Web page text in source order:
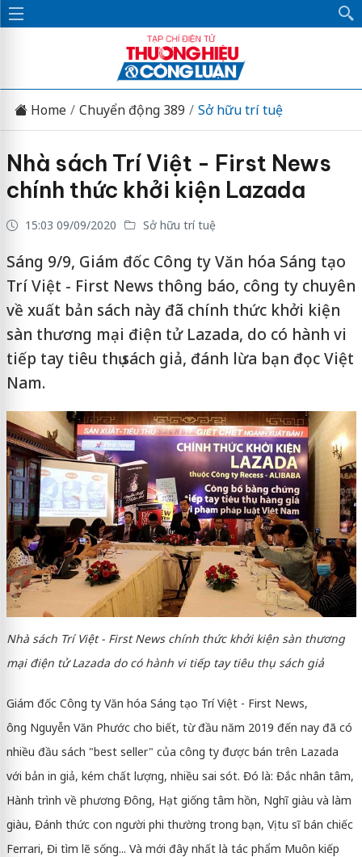
Home Chuyển động 389 Sở hữu trí tuệ
Nhà sách Trí Việt - First News
chính thức khởi kiện Lazada
15:03 09/09/2020 Sở hữu trí tuệ
Sáng 9/9, Giám đốc Công ty Văn hóa Sáng tạo
Trí Việt - First News thông báo, công ty chuyên
về xuất bản sách này đã chính thức khởi kiện
sàn thương mại điện tử Lazada, do có hành vi
tiếp tay tiêu thụ sách giả, đánh lừa bạn đọc Việt
Nam.
Nhà sách Trí Việt - First News chính thức khởi kiện sàn thương
mại điện tử Lazada do có hành vi tiếp tay tiêu thụ sách giả
Giám đốc Công ty Văn hóa Sáng tạo Trí Việt - First News,
ông Nguyễn Văn Phước cho biết, từ đầu năm 2019 đến nay đã có
nhiều đầu sách "best seller" của công ty được bán trên Lazada
với bản in giả, kém chất lượng, nhiều sai sót. Đó là: Đắc nhân tâm,
Hành trình về phương Đông, Hạt giống tâm hồn, Nghĩ giàu và làm
giàu, Đánh thức con người phi thường trong bạn, Vị tu sĩ bán chiếc
Ferrari, Đi tìm lẽ sống... Và mới đây nhất là tác phẩm Muôn kiếp